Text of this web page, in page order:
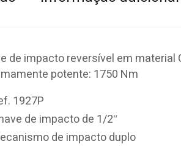
de impacto reversível em material
potente: 1750 Nm
1927P
de impacto de 1/2″
de impacto duplo